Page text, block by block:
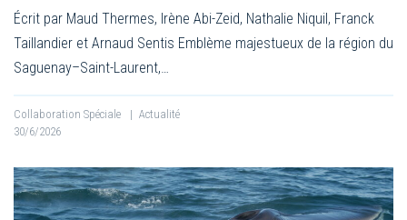
Écrit par Maud Thermes, Irène Abi-Zeid, Nathalie Niquil, Franck
Taillandier et Arnaud Sentis Emblème majestueux de la région du
Saguenay–Saint-Laurent,…
Collaboration Spéciale | Actualité
30/6/2026